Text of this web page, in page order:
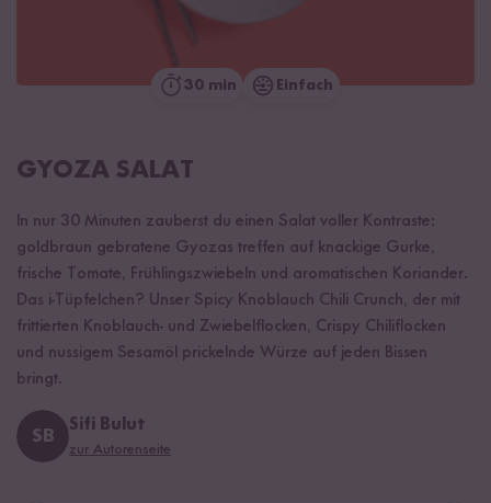
30 min Einfach
GYOZA SALAT
In nur 30 Minuten zauberst du einen Salat voller Kontraste:
goldbraun gebratene Gyozas treffen auf knackige Gurke,
frische Tomate, Frühlingszwiebeln und aromatischen Koriander.
Das i-Tüpfelchen? Unser Spicy Knoblauch Chili Crunch, der mit
frittierten Knoblauch- und Zwiebelflocken, Crispy Chiliflocken
und nussigem Sesamöl prickelnde Würze auf jeden Bissen
bringt.
SB
Sifi Bulut
zur Autorenseite